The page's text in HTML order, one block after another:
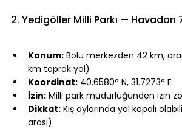
2. Yedigöller Milli Parkı — Havadan
Konum: Bolu merkezden 42 km,
km toprak yol)
Koordinat: 40.6580° N, 31.7273° E
İzin: Milli park müdürlüğünden izin
Dikkat: Kış aylarında yol kapalı
arası)